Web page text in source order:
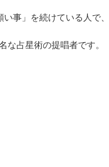
事」を続けている人で、
な占星術の提唱者です。